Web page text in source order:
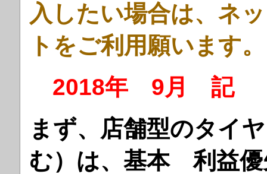
入したい場合は、ネ
トをご利用願います
2018年 9月 記
まず、店舗型のタイ
む）は、基本 利益優